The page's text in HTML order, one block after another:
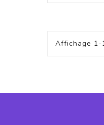
Affichage 1-